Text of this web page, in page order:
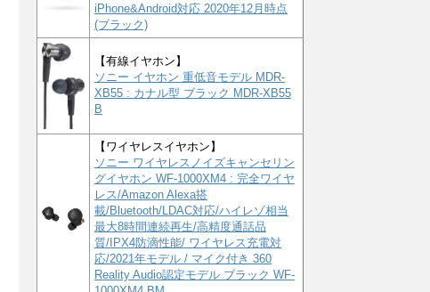
iPhone&Android対応 2020年12月時点
(ブラック)
【有線イヤホン】
ソニー イヤホン 重低音モデル MDR-
XB55 : カナル型 ブラック MDR-XB55
B
【ワイヤレスイヤホン】
ソニー ワイヤレスノイズキャンセリン
グイヤホン WF-1000XM4 : 完全ワイヤ
レス/Amazon Alexa搭
載/Bluetooth/LDAC対応/ハイレゾ相当
最大8時間連続再生/高精度通話品
質/IPX4防滴性能/ ワイヤレス充電対
応/2021年モデル / マイク付き 360
Reality Audio認定モデル ブラック WF-